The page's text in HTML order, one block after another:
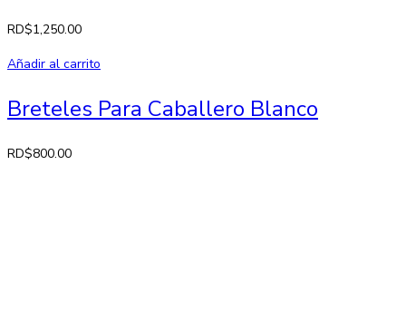
RD$1,250.00
Añadir al carrito
Breteles Para Caballero Blanco
RD$800.00